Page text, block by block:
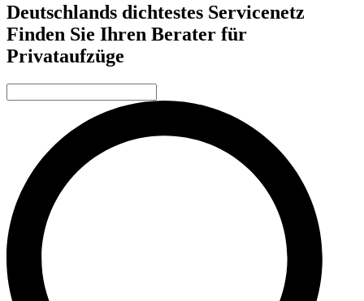
Deutschlands dichtestes Servicenetz
Finden Sie Ihren Berater für
Privataufzüge